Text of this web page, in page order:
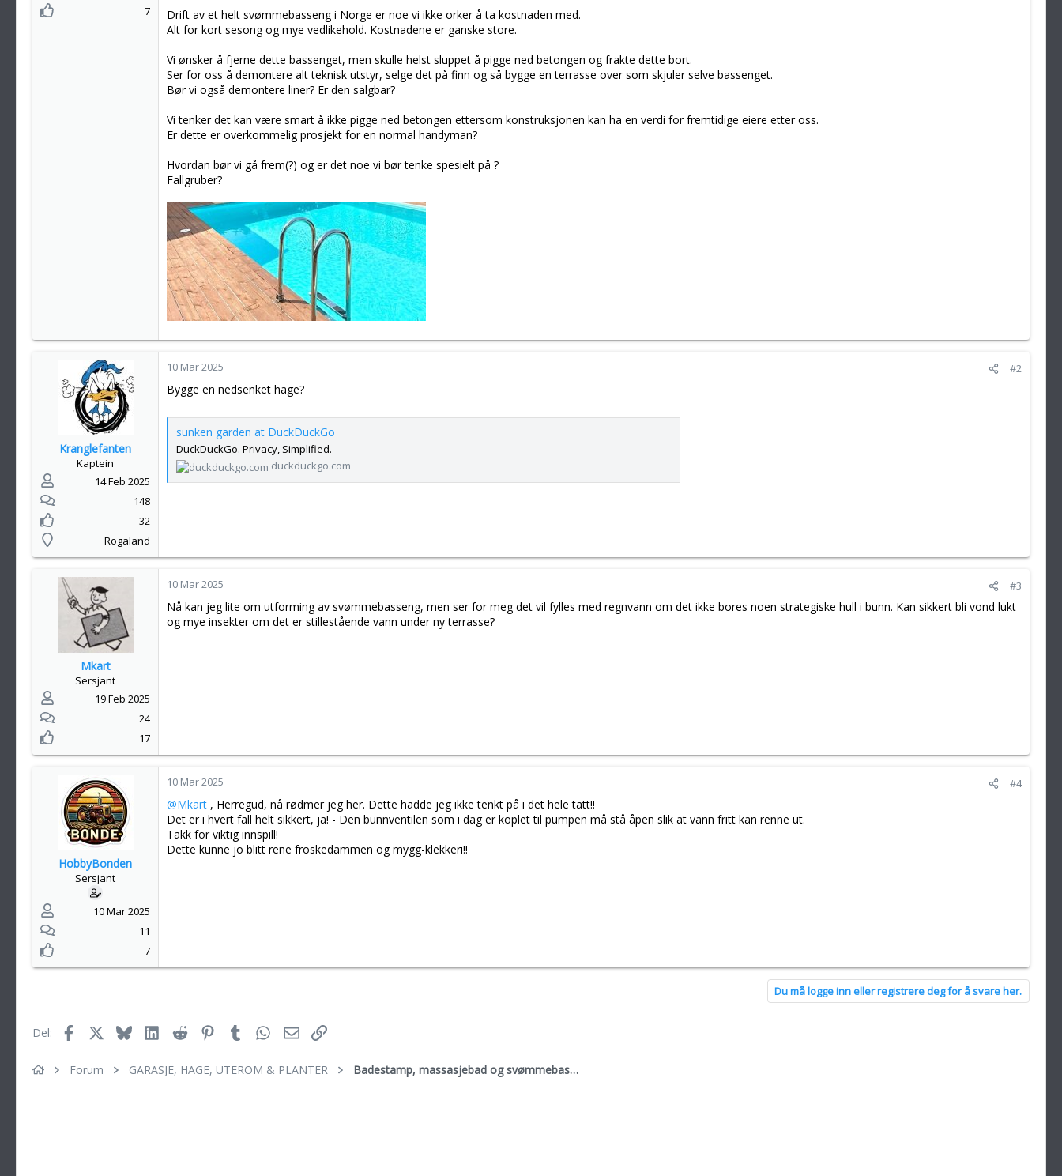
7
Drift av et helt svømmebasseng i Norge er noe vi ikke orker å ta kostnaden med.
Alt for kort sesong og mye vedlikehold. Kostnadene er ganske store.
Vi ønsker å fjerne dette bassenget, men skulle helst sluppet å pigge ned betongen og frakte dette bort.
Ser for oss å demontere alt teknisk utstyr, selge det på finn og så bygge en terrasse over som skjuler selve bassenget.
Bør vi også demontere liner? Er den salgbar?
Vi tenker det kan være smart å ikke pigge ned betongen ettersom konstruksjonen kan ha en verdi for fremtidige eiere etter oss.
Er dette er overkommelig prosjekt for en normal handyman?
Hvordan bør vi gå frem(?) og er det noe vi bør tenke spesielt på ?
Fallgruber?
Kranglefanten
Kaptein
14 Feb 2025
148
32
Rogaland
10 Mar 2025 #2
Bygge en nedsenket hage?
sunken garden at DuckDuckGo
DuckDuckGo. Privacy, Simplified.
duckduckgo.com
Mkart
Sersjant
19 Feb 2025
24
17
10 Mar 2025 #3
Nå kan jeg lite om utforming av svømmebasseng, men ser for meg det vil fylles med regnvann om det ikke bores noen strategiske hull i bunn. Kan sikkert bli vond lukt
og mye insekter om det er stillestående vann under ny terrasse?
HobbyBonden
Sersjant
10 Mar 2025
11
7
10 Mar 2025 #4
@Mkart , Herregud, nå rødmer jeg her. Dette hadde jeg ikke tenkt på i det hele tatt!!
Det er i hvert fall helt sikkert, ja! - Den bunnventilen som i dag er koplet til pumpen må stå åpen slik at vann fritt kan renne ut.
Takk for viktig innspill!
Dette kunne jo blitt rene froskedammen og mygg-klekkeri!!
Du må logge inn eller registrere deg for å svare her.
Del: Facebook Bluesky LinkedInReddit PinterestTumblr WhatsApp
E-postLink
Forum GARASJE, HAGE, UTEROM & PLANTER Badestamp, massasjebad og svømmebasseng